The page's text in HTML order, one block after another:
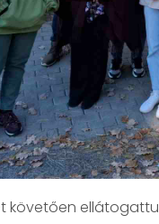
követően